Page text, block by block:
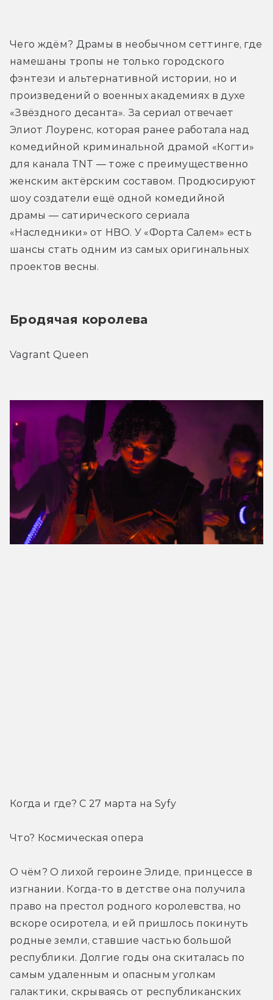
Чего ждём? Драмы в необычном сеттинге, где
намешаны тропы не только городского
фэнтези и альтернативной истории, но и
произведений о военных академиях в духе
«Звёздного десанта». За сериал отвечает
Элиот Лоуренс, которая ранее работала над
комедийной криминальной драмой «Когти»
для канала TNT — тоже с преимущественно
женским актёрским составом. Продюсируют
шоу создатели ещё одной комедийной
драмы — сатирического сериала
«Наследники» от HBO. У «Форта Салем» есть
шансы стать одним из самых оригинальных
проектов весны.
Бродячая королева
Vagrant Queen
Когда и где? С 27 марта на Syfy
Что? Космическая опера
О чём? О лихой героине Элиде, принцессе в
изгнании. Когда-то в детстве она получила
право на престол родного королевства, но
вскоре осиротела, и ей пришлось покинуть
родные земли, ставшие частью большой
республики. Долгие годы она скиталась по
самым удаленным и опасным уголкам
галактики, скрываясь от республиканских